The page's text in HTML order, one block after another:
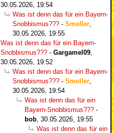
30.05.2026, 19:54
Was ist denn das für ein Bayern-
Snobbismus??? - Smeller
30.05.2026, 19:55
Was ist denn das für ein Bayern-
Snobbismus??? - Gargamel09
30.05.2026, 19:52
Was ist denn das für ein Bayern-
Snobbismus??? - Smeller
30.05.2026, 19:54
Was ist denn das für ein
Bayern-Snobbismus??? -
bob 30.05.2026, 19:55
Was ist denn das für ein